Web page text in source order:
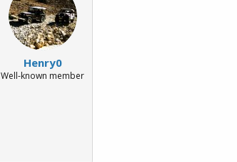
Henry0
Well-known member